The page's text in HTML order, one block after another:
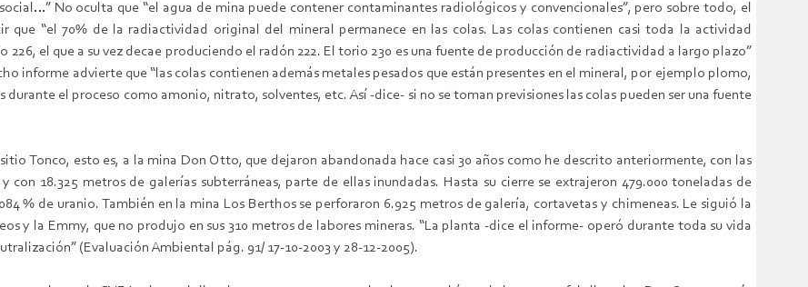
No oculta que “el agua de mina puede contener contaminantes radiológicos y convencionales”, pero sobre todo, el
que “el 70% de la radiactividad original del mineral permanece en las colas. Las colas contienen casi toda la actividad
el que a su vez decae produciendo el radón 222. El torio 230 es una fuente de producción de radiactividad a largo plazo”
informe advierte que “las colas contienen además metales pesados que están presentes en el mineral, por ejemplo plomo,
el proceso como amonio, nitrato, solventes, etc. Así -dice- si no se toman previsiones las colas pueden ser una fuente
Tonco, esto es, a la mina Don Otto, que dejaron abandonada hace casi 30 años como he descrito anteriormente, con las
18.325 metros de galerías subterráneas, parte de ellas inundadas. Hasta su cierre se extrajeron 479.000 toneladas de
% de uranio. También en la mina Los Berthos se perforaron 6.925 metros de galería, cortavetas y chimeneas. Le siguió la
y la Emmy, que no produjo en sus 310 metros de labores mineras. “La planta -dice el informe- operó durante toda su vida
(Evaluación Ambiental pág. 91/ 17-10-2003 y 28-12-2005).